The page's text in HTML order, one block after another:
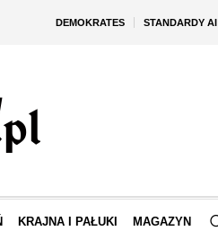
DEMOKRATES STANDARDY AI
KRAJNA I PAŁUKI MAGAZYN